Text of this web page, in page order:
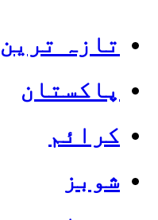
تازہ ترین
پاکستان
کرائم
شوبز
Categories
Top News